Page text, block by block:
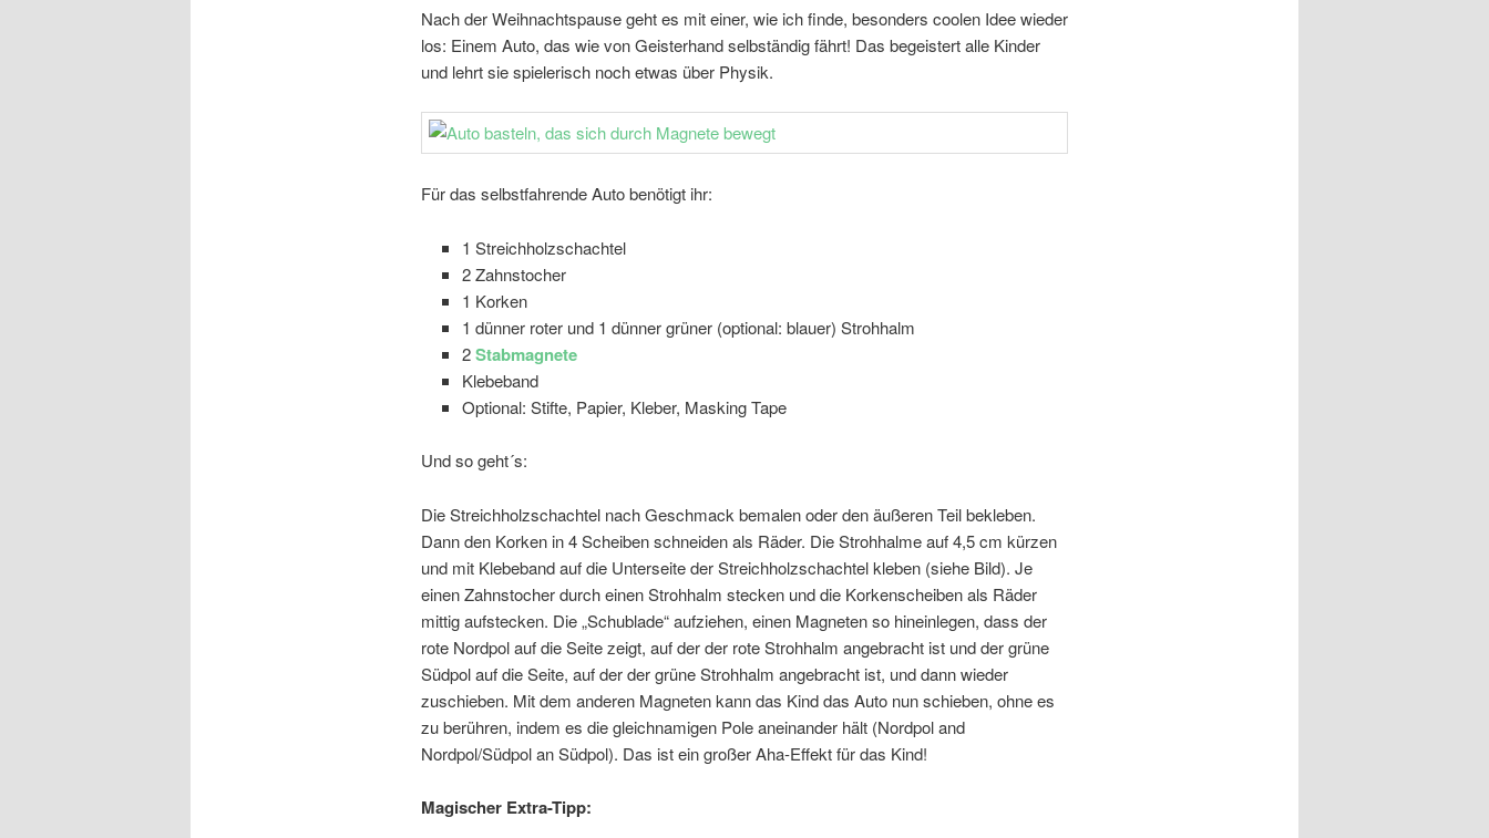
Nach der Weihnachtspause geht es mit einer, wie ich finde, besonders coolen Idee wieder
los: Einem Auto, das wie von Geisterhand selbständig fährt! Das begeistert alle Kinder
und lehrt sie spielerisch noch etwas über Physik.
Für das selbstfahrende Auto benötigt ihr:
1 Streichholzschachtel
2 Zahnstocher
1 Korken
1 dünner roter und 1 dünner grüner (optional: blauer) Strohhalm
2Stabmagnete
Klebeband
Optional: Stifte, Papier, Kleber, Masking Tape
Und so geht´s:
Die Streichholzschachtel nach Geschmack bemalen oder den äußeren Teil bekleben.
Dann den Korken in 4 Scheiben schneiden als Räder. Die Strohhalme auf 4,5 cm kürzen
und mit Klebeband auf die Unterseite der Streichholzschachtel kleben (siehe Bild). Je
einen Zahnstocher durch einen Strohhalm stecken und die Korkenscheiben als Räder
mittig aufstecken. Die „Schublade“ aufziehen, einen Magneten so hineinlegen, dass der
rote Nordpol auf die Seite zeigt, auf der der rote Strohhalm angebracht ist und der grüne
Südpol auf die Seite, auf der der grüne Strohhalm angebracht ist, und dann wieder
zuschieben. Mit dem anderen Magneten kann das Kind das Auto nun schieben, ohne es
zu berühren, indem es die gleichnamigen Pole aneinander hält (Nordpol and
Nordpol/Südpol an Südpol). Das ist ein großer Aha-Effekt für das Kind!
Magischer Extra-Tipp: